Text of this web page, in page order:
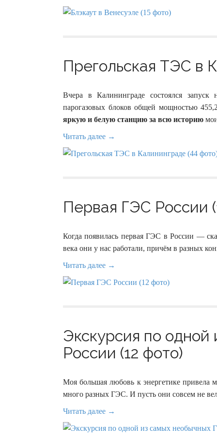
Прегольская ТЭС в
Вчера в Калининграде состоялся запуск
парогазовых блоков общей мощностью
яркую и белую станцию за всю историю
Читать далее →
Первая ГЭС России
Когда появилась первая ГЭС в России —
века они у нас работали, причём в разных
Читать далее →
Экскурсия по
России (12 фото)
Моя большая любовь к энергетике привела
много разных ГЭС. И пусть они совсем не
Читать далее →